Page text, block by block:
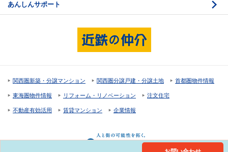
売却諸費用
住宅ローンの種類
返済計画
現地見学のポイント
決済と引渡し 2
あんしんサポート
関西圏新築・分譲マンション 関西圏分譲戸建・分譲土地 首都圏物件情報
東海圏物件情報 リフォーム・リノベーション 注文住宅
不動産有効活用 賃貸マンション 企業情報